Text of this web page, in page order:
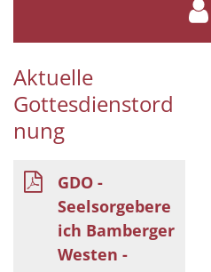
Aktuelle
Gottesdienstord
nung
GDO -
Seelsorgebere
ich Bamberger
Westen -